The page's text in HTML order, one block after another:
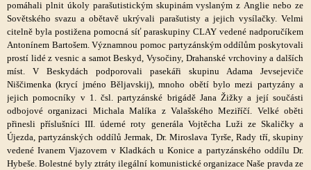
pomáhali plnit úkoly parašutistickým skupinám vyslaným z Anglie nebo ze
Sovětského svazu a obětavě ukrývali parašutisty a jejich vysílačky. Velmi
citelně byla postižena pomocná síť paraskupiny CLAY vedené nadporučíkem
Antonínem Bartošem. Významnou pomoc partyzánským oddílům poskytovali
prostí lidé z vesnic a samot Beskyd, Vysočiny, Drahanské vrchoviny a dalších
míst. V Beskydách podporovali pasekáři skupinu Adama Jevsejeviče
Niščimenka (krycí jméno Běljavskij), mnoho obětí bylo mezi partyzány a
jejich pomocníky v 1. čsl. partyzánské brigádě Jana Žižky a její součásti
odbojové organizaci Michala Malíka z Valašského Meziříčí. Velké oběti
přinesli příslušníci III. úderné roty generála Vojtěcha Luži ze Skaličky a
Újezda, partyzánských oddílů Jermak, Dr. Miroslava Tyrše, Rady tří, skupiny
vedené Ivanem Vjazovem v Kladkách u Konice a partyzánského oddílu Dr.
Hybeše. Bolestné byly ztráty ilegální komunistické organizace Naše pravda ze